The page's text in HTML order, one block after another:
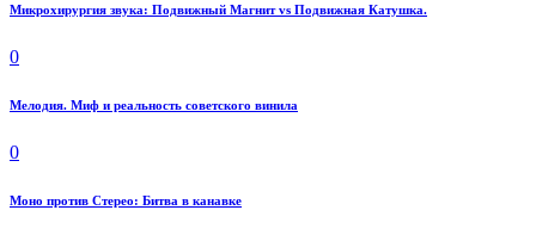
Микрохирургия звука: Подвижный Магнит vs Подвижная Катушка.
0
Мелодия. Миф и реальность советского винила
0
Моно против Стерео: Битва в канавке